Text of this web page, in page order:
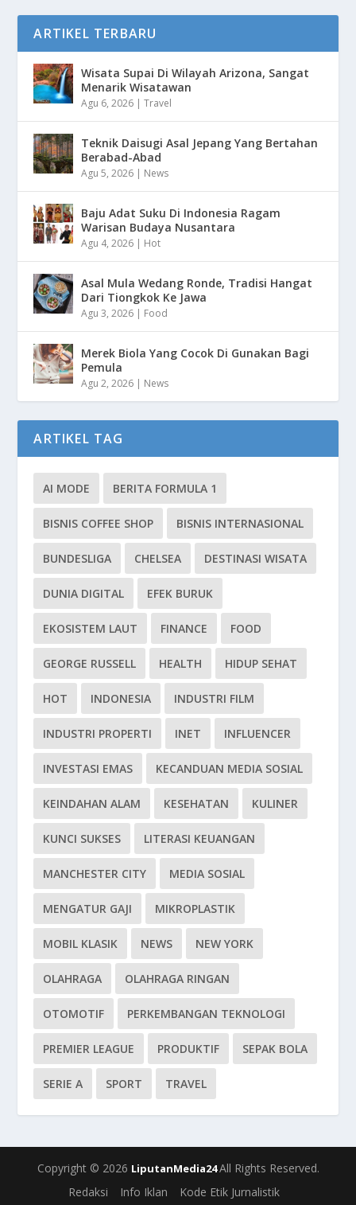
ARTIKEL TERBARU
Wisata Supai Di Wilayah Arizona, Sangat
Menarik Wisatawan
Agu 6, 2026 |Travel
Teknik Daisugi Asal Jepang Yang Bertahan
Berabad-Abad
Agu 5, 2026 | News
Baju Adat Suku Di Indonesia Ragam
Warisan Budaya Nusantara
Agu 4, 2026 | Hot
Asal Mula Wedang Ronde, Tradisi Hangat
Dari Tiongkok Ke Jawa
Agu 3, 2026 | Food
Merek Biola Yang Cocok Di Gunakan Bagi
Pemula
Agu 2, 2026 | News
ARTIKEL TAG
AI MODE BERITA FORMULA 1
BISNIS COFFEE SHOP BISNIS INTERNASIONAL
BUNDESLIGA CHELSEA DESTINASI WISATA
DUNIA DIGITAL EFEK BURUK
EKOSISTEM LAUT FINANCE FOOD
GEORGE RUSSELL HEALTH HIDUP SEHAT
HOT INDONESIA INDUSTRI FILM
INDUSTRI PROPERTI INET INFLUENCER
INVESTASI EMAS KECANDUAN MEDIA SOSIAL
KEINDAHAN ALAM KESEHATAN KULINER
KUNCI SUKSES LITERASI KEUANGAN
MANCHESTER CITY MEDIA SOSIAL
MENGATUR GAJI MIKROPLASTIK
MOBIL KLASIK NEWS NEW YORK
OLAHRAGA OLAHRAGA RINGAN
OTOMOTIF PERKEMBANGAN TEKNOLOGI
PREMIER LEAGUE PRODUKTIF SEPAK BOLA
SERIE A SPORT TRAVEL
Copyright © 2026 LiputanMedia24All Rights Reserved.
Redaksi
Info Iklan
Kode Etik Jurnalistik